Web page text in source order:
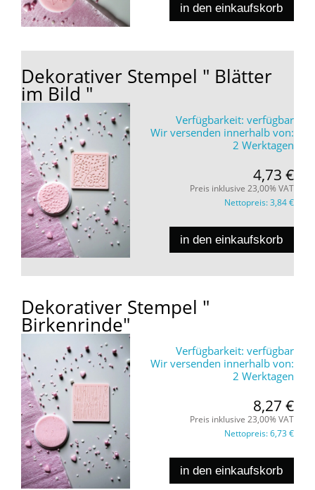
in den einkaufskorb
Dekorativer Stempel " Blätter
im Bild "
Verfügbarkeit: verfügbar
Wir versenden innerhalb von:
2 Werktagen
4,73 €
Preis inklusive 23,00% VAT
Nettopreis:3,84 €
in den einkaufskorb
Dekorativer Stempel "
Birkenrinde"
Verfügbarkeit: verfügbar
Wir versenden innerhalb von:
2 Werktagen
8,27 €
Preis inklusive 23,00% VAT
Nettopreis:6,73 €
in den einkaufskorb